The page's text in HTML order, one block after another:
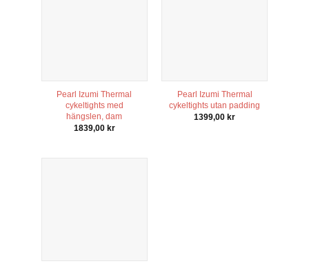
Pearl Izumi Thermal
cykeltights med
hängslen, dam
1839,00 kr
Pearl Izumi Thermal
cykeltights utan padding
1399,00 kr